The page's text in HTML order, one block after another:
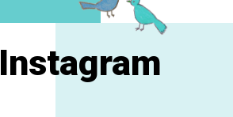
Instagram